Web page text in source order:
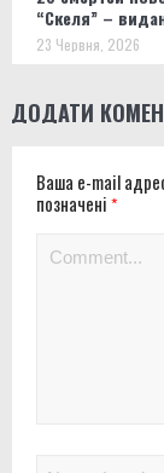
“Скеля” –
23 Червня, 2026
ДОДАТИ
Ваша e-mail
позначені*